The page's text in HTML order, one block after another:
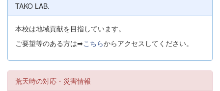
TAKO LAB.
本校は地域貢献を目指しています。
ご要望等のある方は➡こちらからアクセスしてください。
荒天時の対応・災害情報